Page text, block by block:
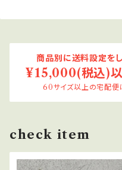
商品別に送料設定を
¥15,000(税込)
60サイズ以上の宅配便
check item